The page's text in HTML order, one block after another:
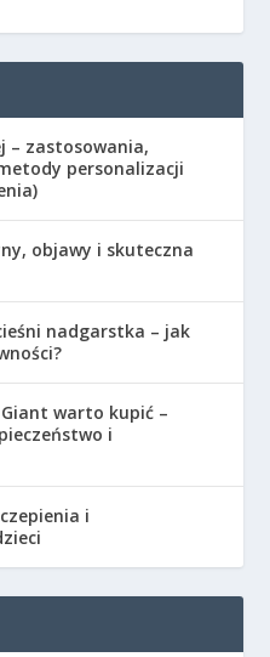
– zastosowania,
personalizacji
objawy i skuteczna
nadgarstka – jak
warto kupić –
i
i